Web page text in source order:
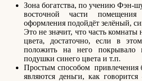
Зона богатства, по учению Фэн-
восточной части
оформления подойдёт зелёный,
Это не значит, что часть комнаты
цвета, достаточно, если в
положить на него покрывало
подушки синего цвета и т.п.
Простым способом привлечения
являются деньги, как